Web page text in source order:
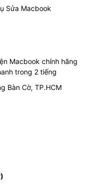
Sửa Macbook
Macbook chính hãng
trong 2 tiếng
Bàn Cờ, TP.HCM